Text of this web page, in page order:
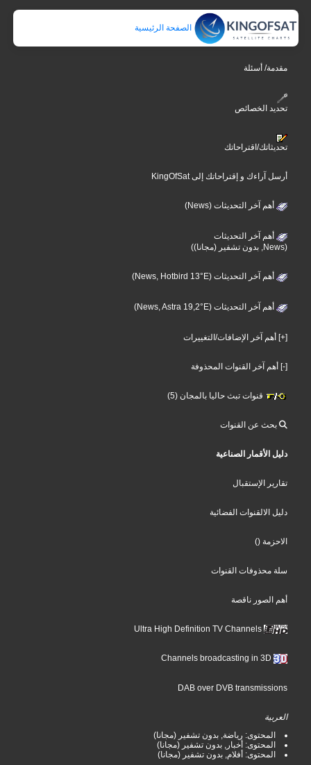
الصفحة الرئيسية
مقدمة/ أسئلة
تحديد الخصائص
تحديثاتك/اقتراحاتك
أرسل آراءك و إقتراحاتك إلى KingOfSat
أهم آخر التحديثات (News)
أهم آخر التحديثات
(News, بدون تشفير (مجانا))
أهم آخر التحديثات (News, Hotbird 13°E)
أهم آخر التحديثات (News, Astra 19,2°E)
[+] أهم آخر الإضافات/التغييرات
[-] أهم آخر القنوات المحذوفة
قنوات تبث حاليا بالمجان (5)
بحث عن القنوات
دليل الأقمار الصناعية
تقارير الإستقبال
دليل الالقنوات الفضائية
الاحزمة ()
سلة محذوفات القنوات
أهم الصور ناقصة
Ultra High Definition TV Channels
DAB over DVB transmissions
العربية
المحتوى: رياضة, بدون تشفير (مجانا)
المحتوى: أخبار, بدون تشفير (مجانا)
المحتوى: أفلام, بدون تشفير (مجانا)